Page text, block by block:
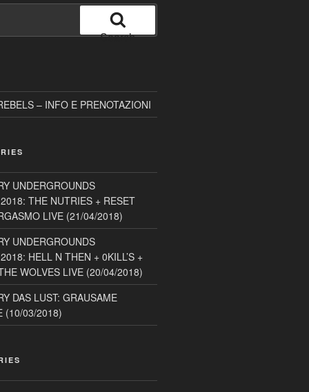
Search
– INFO E PRENOTAZIONI
UNDERGROUNDS
THE NUTRIES + RESET
LIVE (21/04/2018)
UNDERGROUNDS
HELL N THEN + 0KILL’S +
WOLVES LIVE (20/04/2018)
DAS LUST: GRAUSAME
(10/03/2018)